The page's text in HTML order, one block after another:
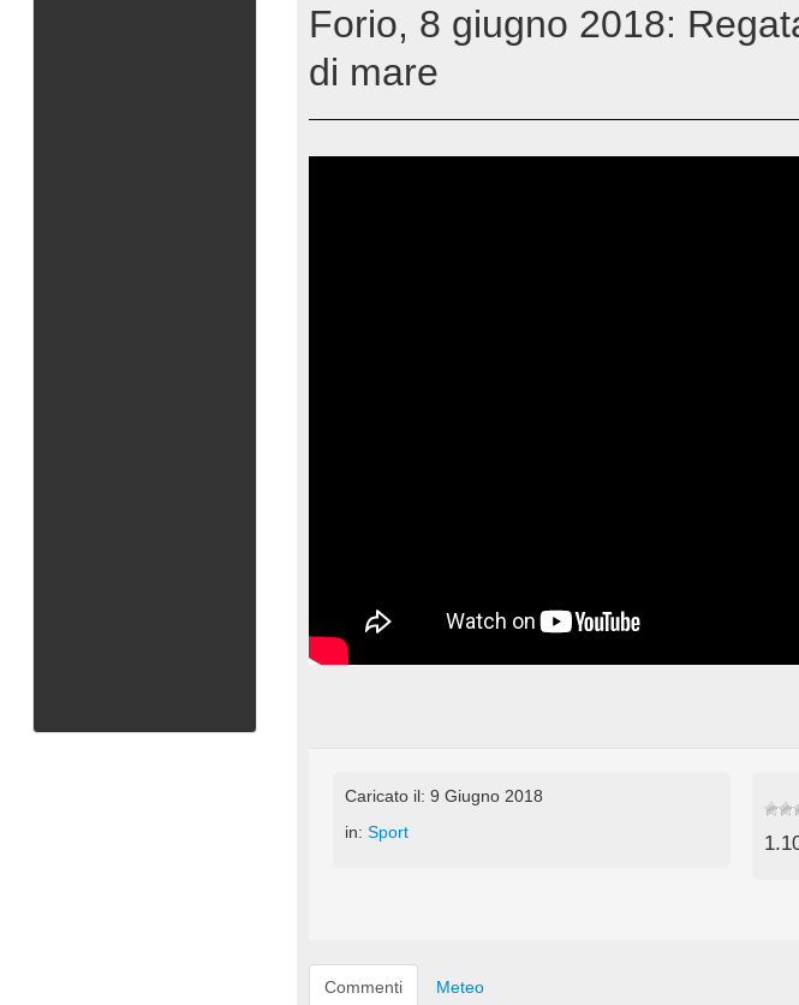
Forio, 8 giugno 2018:
di mare
Caricato il: 9 Giugno 2018
in:Sport
Commenti Meteo